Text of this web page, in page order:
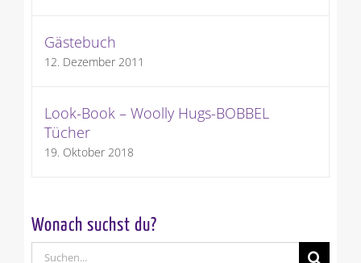
Gästebuch
12. Dezember 2011
Look-Book – Woolly Hugs-BOBBEL
Tücher
19. Oktober 2018
Wonach suchst du?
Suche